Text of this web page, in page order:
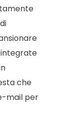
integrate
che
mail per